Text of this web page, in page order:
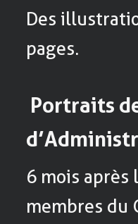
Des
pages.
Portraits
6 mois après
membres du